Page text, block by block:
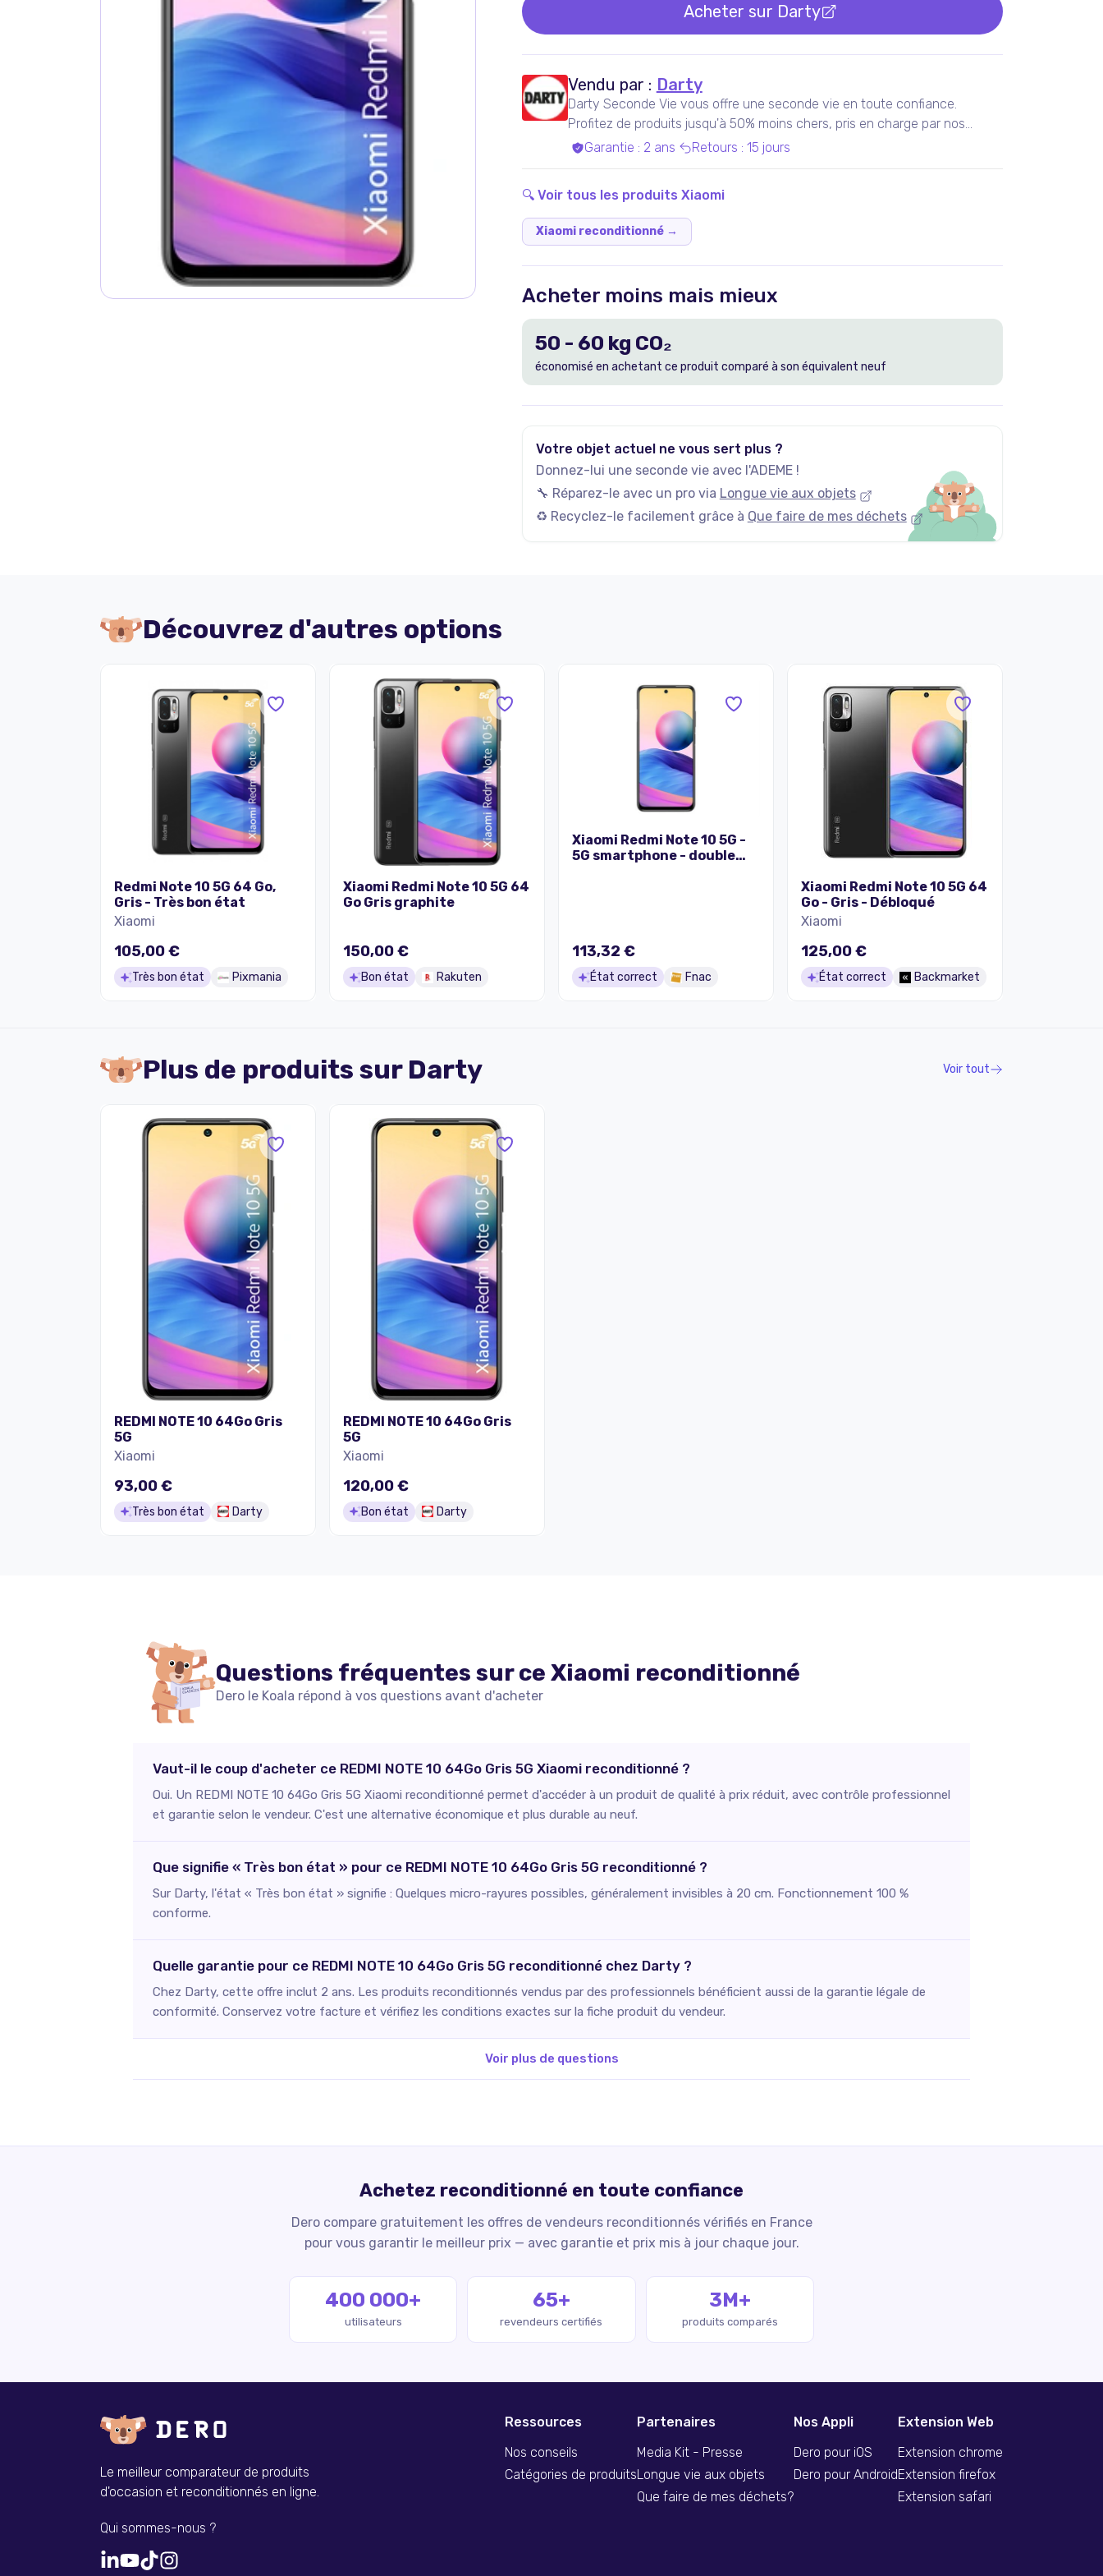
Acheter sur Darty
Vendu par : Darty
Darty Seconde Vie vous offre une seconde vie en toute confiance.
Profitez de produits jusqu'à 50% moins chers, pris en charge par nos
experts qualifiés, dans nos ateliers en France ou chez nos partenaires.
Garantie : 2 ans Retours : 15 jours
🔍 Voir tous les produits Xiaomi
Xiaomi reconditionné→
Acheter moins mais mieux
50 - 60 kg CO₂
économisé en achetant ce produit comparé à son équivalent neuf
Votre objet actuel ne vous sert plus ?
Donnez-lui une seconde vie avec l'ADEME !
🔧 Réparez-le avec un pro via Longue vie aux objets
♻️ Recyclez-le facilement grâce à Que faire de mes déchets
Découvrez d'autres options
Redmi Note 10 5G 64 Go,
Gris - Très bon état
Xiaomi
105,00 €
Très bon état Pixmania
Xiaomi Redmi Note 10 5G 64
Go Gris graphite
150,00 €
Bon état Rakuten
Xiaomi Redmi Note 10 5G -
5G smartphone - double
MP - gris graphite
113,32 €
État correct Fnac
Xiaomi Redmi Note 10 5G 64
Go - Gris - Débloqué
Xiaomi
125,00 €
État correct Backmarket
Plus de produits sur Darty Voir tout
REDMI NOTE 10 64Go Gris
5G
Xiaomi
93,00 €
Très bon état Darty
REDMI NOTE 10 64Go Gris
5G
Xiaomi
120,00 €
Bon état Darty
Questions fréquentes sur ce Xiaomi reconditionné
Dero le Koala répond à vos questions avant d'acheter
Vaut-il le coup d'acheter ce REDMI NOTE 10 64Go Gris 5G Xiaomi reconditionné ?
Oui. Un REDMI NOTE 10 64Go Gris 5G Xiaomi reconditionné permet d'accéder à un produit de qualité à prix réduit, avec contrôle professionnel
et garantie selon le vendeur. C'est une alternative économique et plus durable au neuf.
Que signifie « Très bon état » pour ce REDMI NOTE 10 64Go Gris 5G reconditionné ?
Sur Darty, l'état « Très bon état » signifie : Quelques micro-rayures possibles, généralement invisibles à 20 cm. Fonctionnement 100 %
conforme.
Quelle garantie pour ce REDMI NOTE 10 64Go Gris 5G reconditionné chez Darty ?
Chez Darty, cette offre inclut 2 ans. Les produits reconditionnés vendus par des professionnels bénéficient aussi de la garantie légale de
conformité. Conservez votre facture et vérifiez les conditions exactes sur la fiche produit du vendeur.
Voir plus de questions
Achetez reconditionné en toute confiance
Dero compare gratuitement les offres de vendeurs reconditionnés vérifiés en France
pour vous garantir le meilleur prix — avec garantie et prix mis à jour chaque jour.
400 000+
utilisateurs
65+
revendeurs certifiés
3M+
produits comparés
Le meilleur comparateur de produits
d'occasion et reconditionnés en ligne.
Qui sommes-nous ?
Ressources
Nos conseils
Catégories de produits
Partenaires
Media Kit - Presse
Longue vie aux objets
Que faire de mes déchets?
Nos Appli
Dero pour iOS
Dero pour Android
Extension Web
Extension chrome
Extension firefox
Extension safari